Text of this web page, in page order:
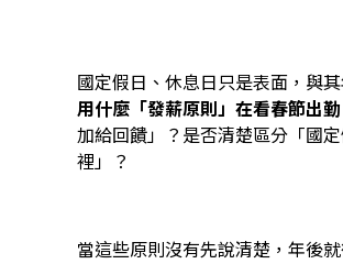
國定假日、休息日只是表面，與
用什麼「發薪原則」在看春節出勤
加給回饋」？是否清楚區分「國
裡」？
當這些原則沒有先說清楚，年後